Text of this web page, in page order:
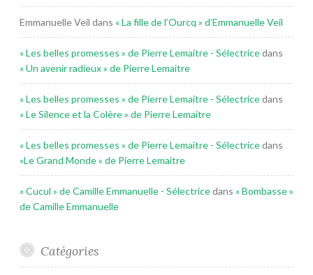
Emmanuelle Veil dans « La fille de l’Ourcq » d’Emmanuelle Veil
« Les belles promesses » de Pierre Lemaitre - Sélectricedans
« Un avenir radieux » de Pierre Lemaitre
« Les belles promesses » de Pierre Lemaitre - Sélectricedans
« Le Silence et la Colère » de Pierre Lemaitre
« Les belles promesses » de Pierre Lemaitre - Sélectricedans
«Le Grand Monde » de Pierre Lemaitre
« Cucul » de Camille Emmanuelle - Sélectricedans « Bombasse »
de Camille Emmanuelle
Catégories